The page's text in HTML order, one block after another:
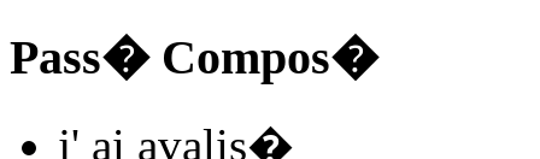
Pass� Compos�
j' ai avalis�